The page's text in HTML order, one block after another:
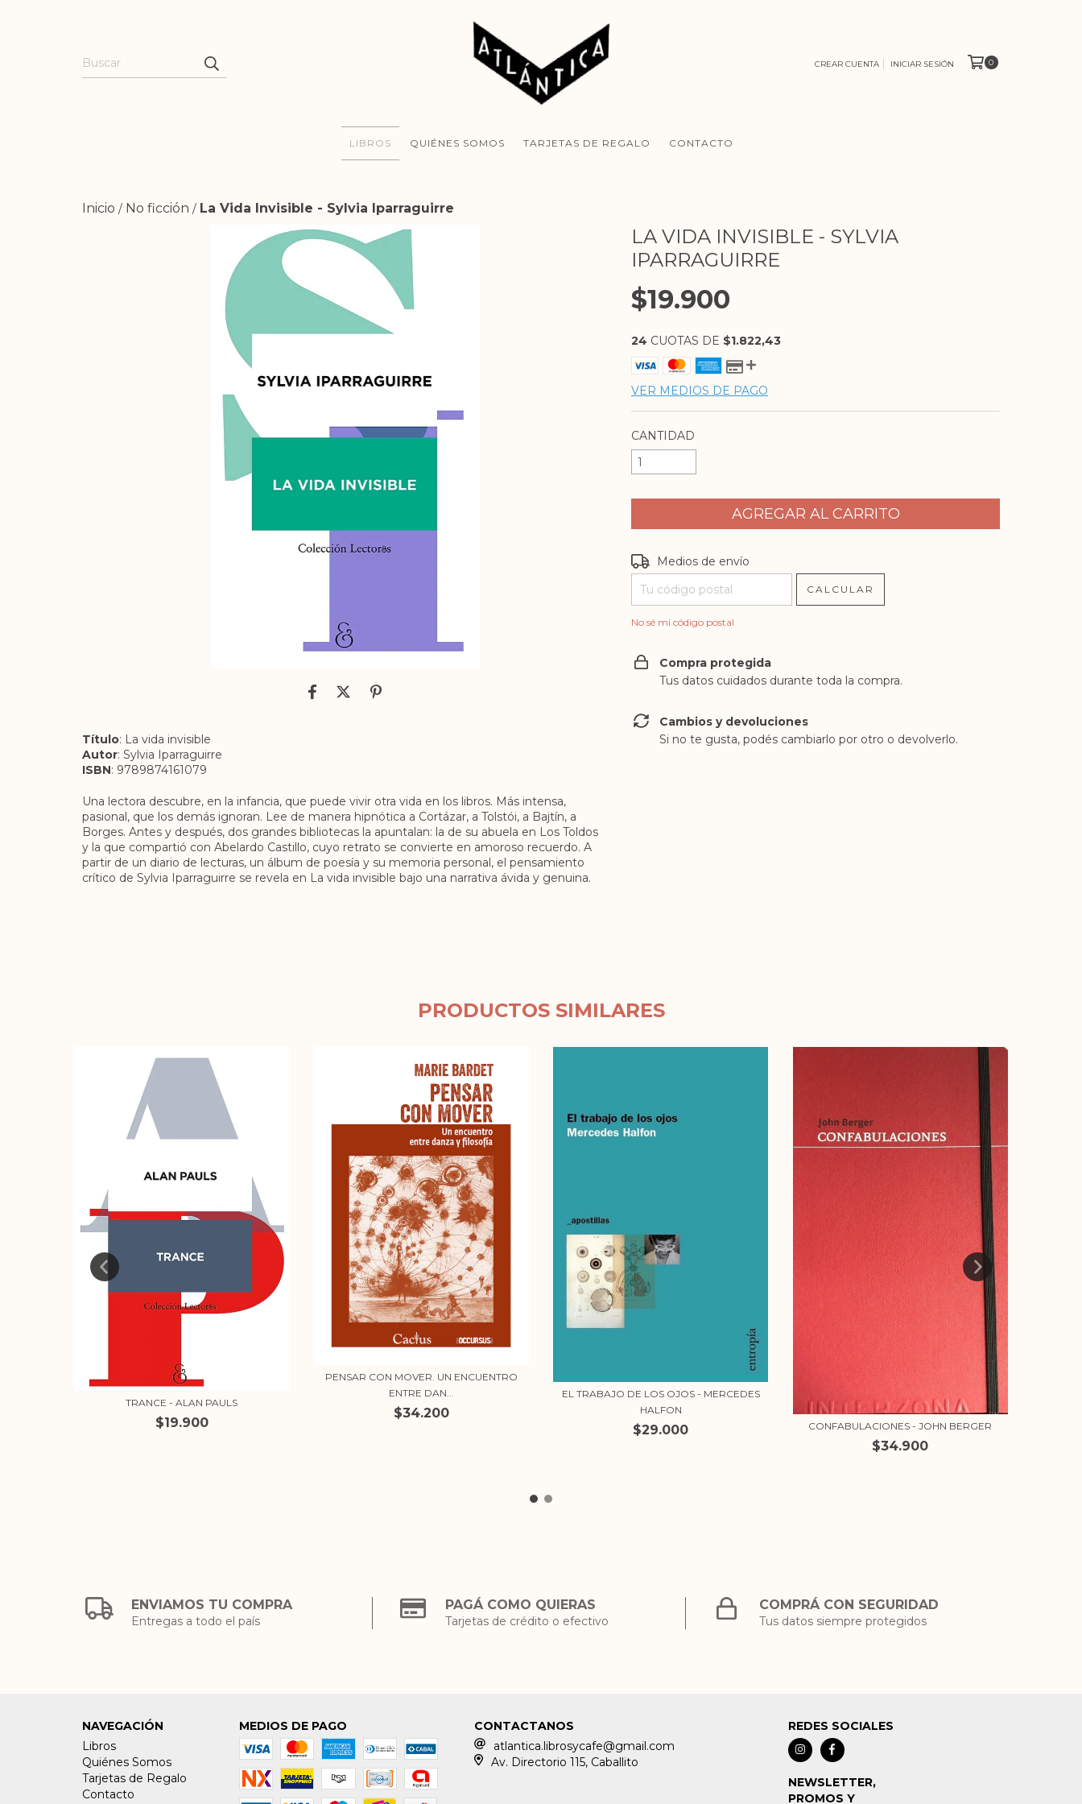
CREAR CUENTA INICIAR SESIÓN 0
LIBROS QUIÉNES SOMOS TARJETAS DE REGALO CONTACTO
Inicio / No ficción / La Vida Invisible - Sylvia Iparraguirre
Título: La vida invisible
Autor: Sylvia Iparraguirre
ISBN: 9789874161079
Una lectora descubre, en la infancia, que puede vivir otra vida en los libros. Más intensa,
pasional, que los demás ignoran. Lee de manera hipnótica a Cortázar, a Tolstói, a Bajtín, a
Borges. Antes y después, dos grandes bibliotecas la apuntalan: la de su abuela en Los Toldos
y la que compartió con Abelardo Castillo, cuyo retrato se convierte en amoroso recuerdo. A
partir de un diario de lecturas, un álbum de poesía y su memoria personal, el pensamiento
crítico de Sylvia Iparraguirre se revela en La vida invisible bajo una narrativa ávida y genuina.
LA VIDA INVISIBLE - SYLVIA
IPARRAGUIRRE
$19.900
24 CUOTAS DE $1.822,43
VER MEDIOS DE PAGO
CANTIDAD
Entregas para el CP:
Medios de envío
CALCULAR
No sé mi código postal
Compra protegida
Tus datos cuidados durante toda la compra.
Cambios y devoluciones
Si no te gusta, podés cambiarlo por otro o devolverlo.
PRODUCTOS SIMILARES
TRANCE - ALAN PAULS
$19.900
PENSAR CON MOVER. UN ENCUENTRO
ENTRE DAN...
$34.200
EL TRABAJO DE LOS OJOS - MERCEDES
HALFON
$29.000 CONFABULACIONES - JOHN BERGER
$34.900
ENVIAMOS TU COMPRA
Entregas a todo el país
PAGÁ COMO QUIERAS
Tarjetas de crédito o efectivo
COMPRÁ CON SEGURIDAD
Tus datos siempre protegidos
NAVEGACIÓN
Libros
Quiénes Somos
Tarjetas de Regalo
Contacto
MEDIOS DE PAGO
CONTACTANOS
atlantica.librosycafe@gmail.com
Av. Directorio 115, Caballito
REDES SOCIALES
NEWSLETTER,
PROMOS Y